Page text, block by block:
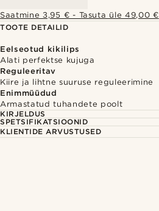
Saatmine 3,95 € - Tasuta üle 49,00 €
TOOTE DETAILID
Eelseotud kikilips
Alati perfektse kujuga
Reguleeritav
Kiire ja lihtne suuruse reguleerimine
Enimmüüdud
Armastatud tuhandete poolt
KIRJELDUS
SPETSIFIKATSIOONID
KLIENTIDE ARVUSTUSED